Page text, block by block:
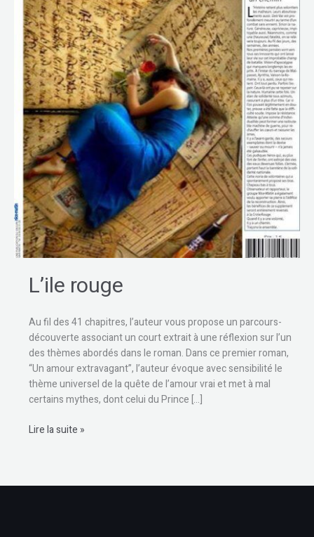
L’ile rouge
Au fil des 41 chapitres, l’auteur vous propose un parcours-
découverte associant un court extrait à une réflexion sur l’un
des thèmes abordés dans le roman. Dans ce premier roman,
“Un amour extravagant”, l’auteur évoque avec sensibilité le
thème universel de la quête de l’amour vrai et met à mal
certains mythes, dont celui du Prince […]
Lire la suite »